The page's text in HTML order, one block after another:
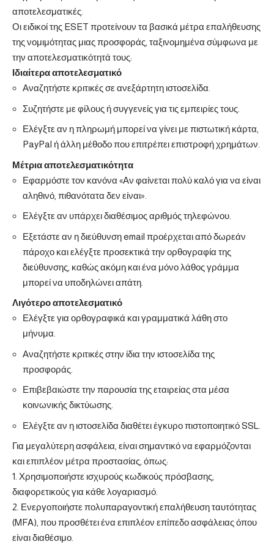
αποτελεσματικές.
Οι ειδικοί της ESET προτείνουν τα βασικά μέτρα επαλήθευσης
της νομιμότητας μιας προσφοράς, ταξινομημένα σύμφωνα με
την αποτελεσματικότητά τους:
Ιδιαίτερα αποτελεσματικό
Αναζητήστε κριτικές σε ανεξάρτητη ιστοσελίδα.
Συζητήστε με φίλους ή συγγενείς για τις εμπειρίες τους.
Ελέγξτε αν η πληρωμή μπορεί να γίνει με πιστωτική κάρτα,
PayPal ή άλλη μέθοδο που επιτρέπει επιστροφή χρημάτων.
Μέτρια αποτελεσματικότητα
Εφαρμόστε τον κανόνα «Αν φαίνεται πολύ καλό για να είναι
αληθινό, πιθανότατα δεν είναι».
Ελέγξτε αν υπάρχει διαθέσιμος αριθμός τηλεφώνου.
Εξετάστε αν η διεύθυνση email προέρχεται από δωρεάν
πάροχο και ελέγξτε προσεκτικά την ορθογραφία της
διεύθυνσης, καθώς ακόμη και ένα μόνο λάθος γράμμα
μπορεί να υποδηλώνει απάτη.
Λιγότερο αποτελεσματικό
Ελέγξτε για ορθογραφικά και γραμματικά λάθη στο
μήνυμα.
Αναζητήστε κριτικές στην ίδια την ιστοσελίδα της
προσφοράς.
Επιβεβαιώστε την παρουσία της εταιρείας στα μέσα
κοινωνικής δικτύωσης.
Ελέγξτε αν η ιστοσελίδα διαθέτει έγκυρο πιστοποιητικό SSL.
Για μεγαλύτερη ασφάλεια, είναι σημαντικό να εφαρμόζονται
και επιπλέον μέτρα προστασίας, όπως:
1. Χρησιμοποιήστε ισχυρούς κωδικούς πρόσβασης,
διαφορετικούς για κάθε λογαριασμό.
2. Ενεργοποιήστε πολυπαραγοντική επαλήθευση ταυτότητας
(MFA), που προσθέτει ένα επιπλέον επίπεδο ασφάλειας όπου
είναι διαθέσιμο.